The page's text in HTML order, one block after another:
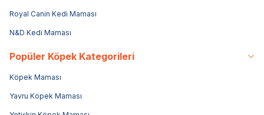
Royal Canin Kedi Maması
N&D Kedi Maması
Popüler Köpek Kategorileri
Köpek Maması
Yavru Köpek Maması